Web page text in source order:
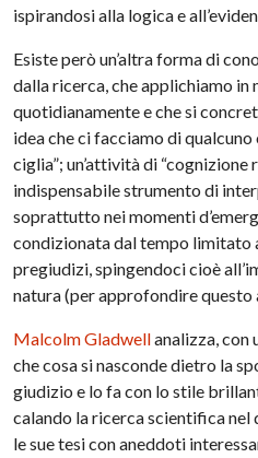
ispirandosi alla logica e
Esiste però un’altra forma di
dalla ricerca, che applichiamo in
quotidianamente e che si
idea che ci facciamo di
ciglia”; un’attività di “cognizione
indispensabile strumento di
soprattutto nei momenti
condizionata dal tempo limitato
pregiudizi, spingendoci cioè
natura (per approfondire
Malcolm Gladwellanalizza, con
che cosa si nasconde dietro la
giudizio e lo fa con lo stile
calando la ricerca scientifica
le sue tesi con aneddoti